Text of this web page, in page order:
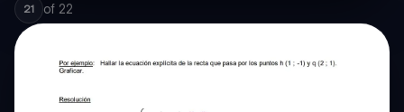
21 of 22